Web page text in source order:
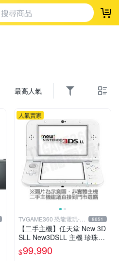
登
最高人氣
人氣賣家
TVGAME360 恐龍電玩-台
中店
8651
【二手主機】任天堂 New 3D
SLL New3DSLL 主機 珍珠白
色 日規機 日文介面 11.2版本
【台中恐龍電玩】
$99,990